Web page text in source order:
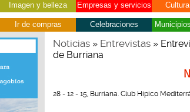
Imagen y belleza Empresas y servicios
Ir de compras Celebraciones
Noticias» Entrevistas»
de Burriana
28 - 12 - 15, Burriana. Club Hípico